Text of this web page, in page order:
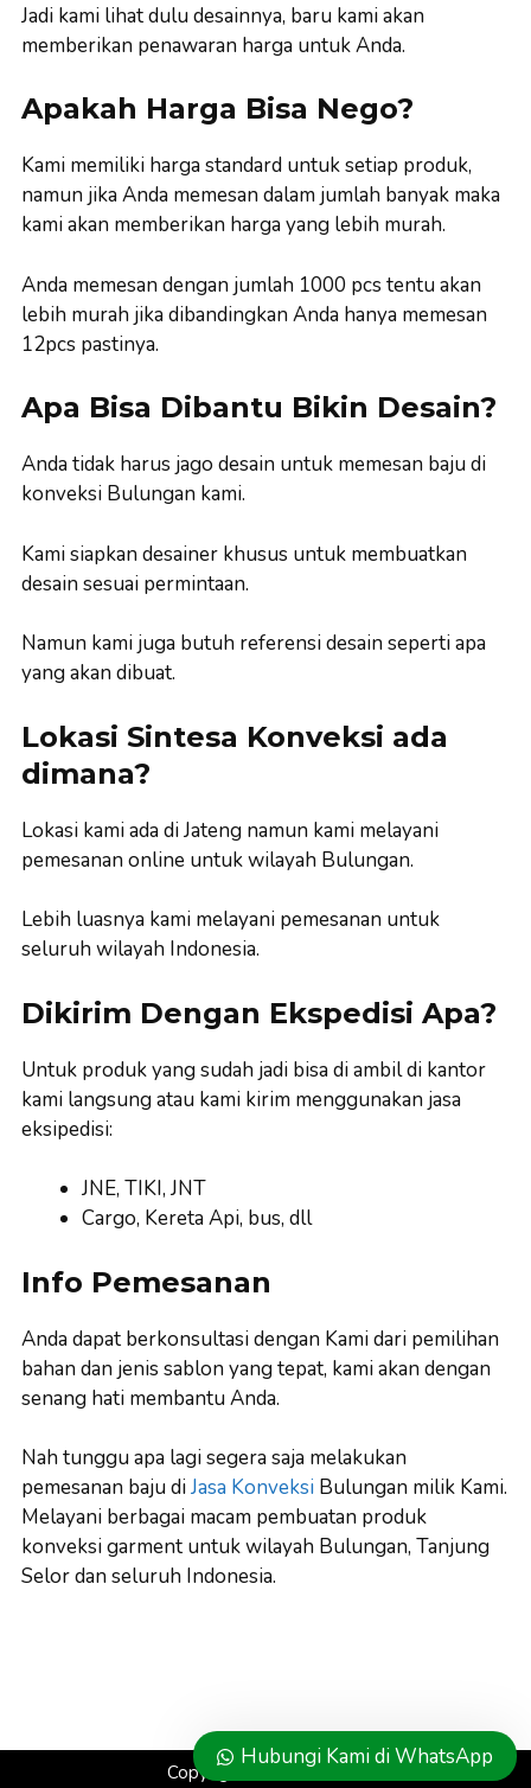
Jadi kami lihat dulu desainnya, baru kami akan
memberikan penawaran harga untuk Anda.
Apakah Harga Bisa Nego?
Kami memiliki harga standard untuk setiap produk,
namun jika Anda memesan dalam jumlah banyak maka
kami akan memberikan harga yang lebih murah.
Anda memesan dengan jumlah 1000 pcs tentu akan
lebih murah jika dibandingkan Anda hanya memesan
12pcs pastinya.
Apa Bisa Dibantu Bikin Desain?
Anda tidak harus jago desain untuk memesan baju di
konveksi Bulungan kami.
Kami siapkan desainer khusus untuk membuatkan
desain sesuai permintaan.
Namun kami juga butuh referensi desain seperti apa
yang akan dibuat.
Lokasi Sintesa Konveksi ada
dimana?
Lokasi kami ada di Jateng namun kami melayani
pemesanan online untuk wilayah Bulungan.
Lebih luasnya kami melayani pemesanan untuk
seluruh wilayah Indonesia.
Dikirim Dengan Ekspedisi Apa?
Untuk produk yang sudah jadi bisa di ambil di kantor
kami langsung atau kami kirim menggunakan jasa
eksipedisi:
JNE, TIKI, JNT
Cargo, Kereta Api, bus, dll
Info Pemesanan
Anda dapat berkonsultasi dengan Kami dari pemilihan
bahan dan jenis sablon yang tepat, kami akan dengan
senang hati membantu Anda.
Nah tunggu apa lagi segera saja melakukan
pemesanan baju diJasa Konveksi Bulungan milik Kami.
Melayani berbagai macam pembuatan produk
konveksi garment untuk wilayah Bulungan, Tanjung
Selor dan seluruh Indonesia.
Copyright © Konveksi.co
Hubungi Kami di WhatsApp